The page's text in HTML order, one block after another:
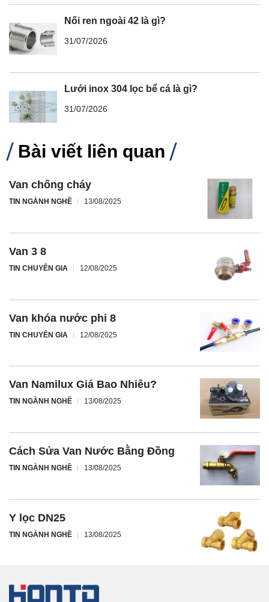
Nối ren ngoài 42 là gì?
31/07/2026
Lưới inox 304 lọc bể cá là gì?
31/07/2026
Bài viết liên quan
Van chống cháy
TIN NGÀNH NGHỀ 13/08/2025
Van 3 8
TIN CHUYÊN GIA 12/08/2025
Van khóa nước phi 8
TIN CHUYÊN GIA 12/08/2025
Van Namilux Giá Bao Nhiêu?
TIN NGÀNH NGHỀ 13/08/2025
Cách Sửa Van Nước Bằng Đồng
TIN NGÀNH NGHỀ 13/08/2025
Y lọc DN25
TIN NGÀNH NGHỀ 13/08/2025